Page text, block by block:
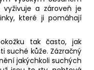
a zároveň je
které ji pomáhají
tak často, jak
suché kůže. Zázračný
jakýchkoli suchých